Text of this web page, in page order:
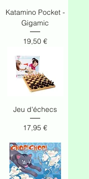
Katamino Pocket -
Gigamic
Prix
19,50 €
Jeu d'échecs
Prix
17,95 €